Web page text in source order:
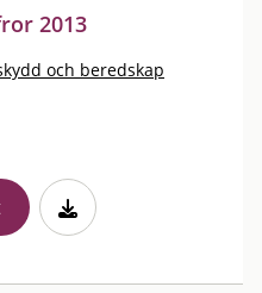
2013
och beredskap